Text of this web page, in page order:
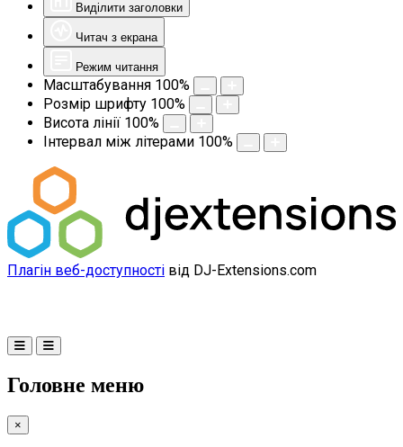
Виділити заголовки
Читач з екрана
Режим читання
Масштабування 100%
Розмір шрифту 100%
Висота лінії 100%
Інтервал між літерами 100%
Плагін веб-доступності від DJ-Extensions.com
Головне меню
×